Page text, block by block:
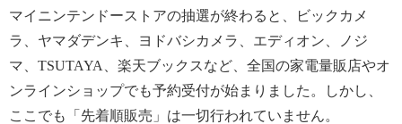
マイニンテンドーストアの抽選が終わると、ビックカメ
ラ、ヤマダデンキ、ヨドバシカメラ、エディオン、ノジ
マ、TSUTAYA、楽天ブックスなど、全国の家電量販店やオ
ンラインショップでも予約受付が始まりました。しかし、
ここでも「先着順販売」は一切行われていません。